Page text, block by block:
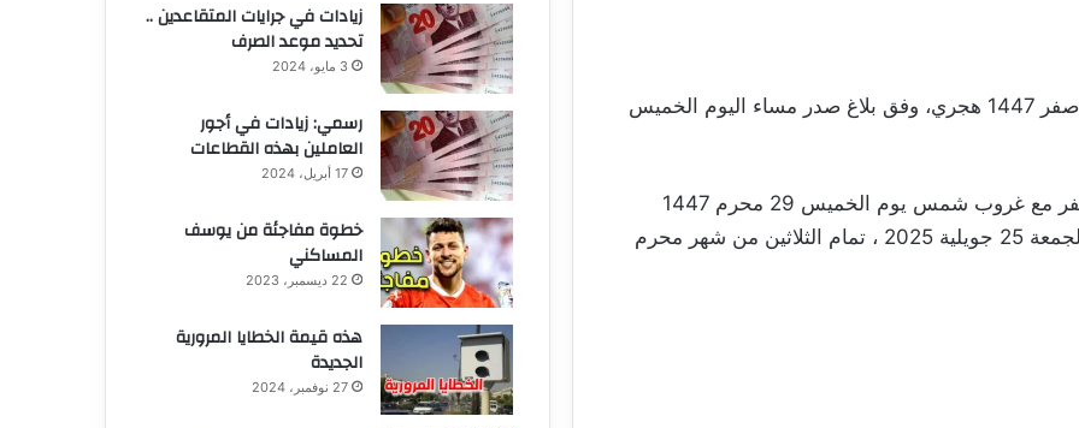
يوافق يوم السبت 26 جويلية 2025 مفتتح شهر صفر 1447 هجري، وفق بلاغ صدر مساء اليوم الخميس
ولم تثبت حسب المصدر ذاته، رؤية هلال شهر صفر مع غروب شمس يوم الخميس 29 محرم 1447
هجري، الموافق ليوم 24 جويلية 2025، ويكون الجمعة 25 جويلية 2025 ، تمام الثلاثين من شهر محرم
زيادات في جرايات المتقاعدين ..
تحديد موعد الصرف
3 مايو، 2024
رسمي: زيادات في أجور
العاملين بهذه القطاعات
17 أبريل، 2024
خطوة مفاجئة من يوسف
المساكني
22 ديسمبر، 2023
هذه قيمة الخطايا المرورية
الجديدة
27 نوفمبر، 2024